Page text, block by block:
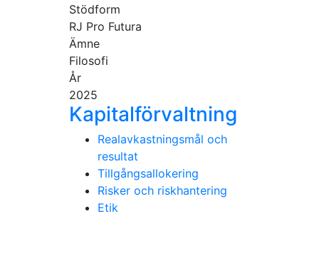
Stödform
RJ Pro Futura
Ämne
Filosofi
År
2025
Kapitalförvaltning
Realavkastningsmål och
resultat
Tillgångsallokering
Risker och riskhantering
Etik